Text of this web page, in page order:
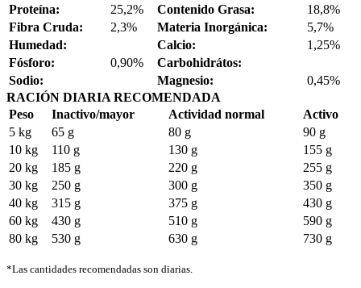
Proteína:
25,2% Contenido Grasa:
18,8%
Fibra Cruda:
2,3% Materia Inorgánica:
5,7%
Humedad:
Calcio:
1,25%
Fósforo:
0,90%
Carbohidrátos:
Sodio:
Magnesio:
0,45%
RACIÓN DIARIA RECOMENDADA
Peso
Inactivo/mayor Actividad normal
Activo
5 kg
65 g 80 g
90 g
10 kg
110 g 130 g
155 g
20 kg
185 g 220 g
255 g
30 kg
250 g 300 g
350 g
40 kg
315 g 375 g
430 g
60 kg
430 g 510 g
590 g
80 kg
530 g 630 g 730 g
*Las cantidades recomendadas son diarias.